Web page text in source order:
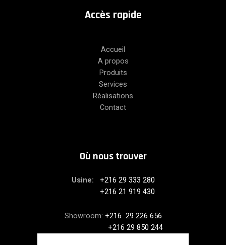
Accès rapide
Accueil
A propos
Produits
Services
Réalisations
Contact
Où nous trouver
Usine:
+216 29 333 280
+216 21 919 430
Showroom: +216 29 226 656
+216 29 850 244